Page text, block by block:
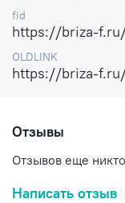
fid
https://briza-
OLDLINK
https://briza-
Отзывы
Отзывов еще
Написать отзыв